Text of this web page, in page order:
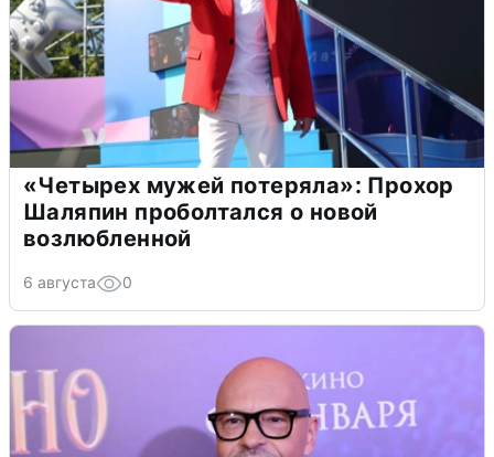
«Четырех мужей потеряла»: Прохор
Шаляпин проболтался о новой
возлюбленной
6 августа 0